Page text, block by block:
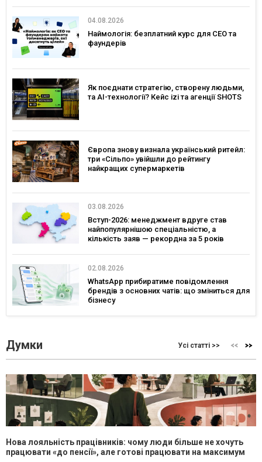
04.08.2026
Наймологія: безплатний курс для CEO та
фаундерів
Як поєднати стратегію, створену людьми,
та AI-технології? Кейс izi та агенції SHOTS
Європа знову визнала український ритейл:
три «Сільпо» увійшли до рейтингу
найкращих супермаркетів
03.08.2026
Вступ-2026: менеджмент вдруге став
найпопулярнішою спеціальністю, а
кількість заяв — рекордна за 5 років
02.08.2026
WhatsApp прибиратиме повідомлення
брендів з основних чатів: що зміниться для
бізнесу
Думки Усі статті >>
Нова лояльність працівників: чому люди більше не хочуть
працювати «до пенсії», але готові працювати на максимум